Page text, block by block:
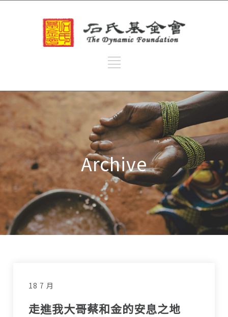
Archive
18 7 月
走進我大哥蔡和金的安息之地